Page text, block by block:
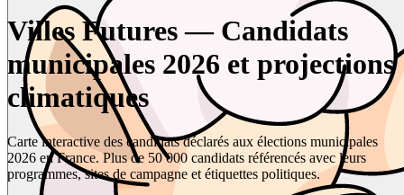
Villes Futures — Candidats
municipales 2026 et projections
climatiques
Carte interactive des candidats déclarés aux élections municipales
2026 en France. Plus de 50 000 candidats référencés avec leurs
programmes, sites de campagne et étiquettes politiques.